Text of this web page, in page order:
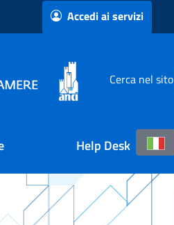
Accedi ai servizi
Cerca nel sito
Help Desk